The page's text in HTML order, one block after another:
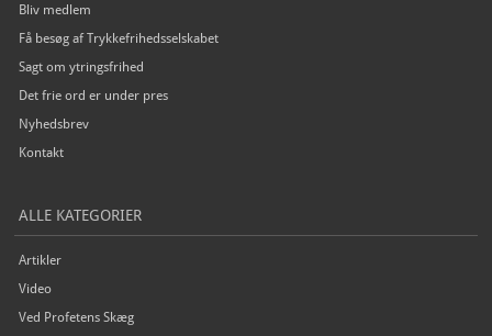
Bliv medlem
Få besøg af Trykkefrihedsselskabet
Sagt om ytringsfrihed
Det frie ord er under pres
Nyhedsbrev
Kontakt
ALLE KATEGORIER
Artikler
Video
Ved Profetens Skæg